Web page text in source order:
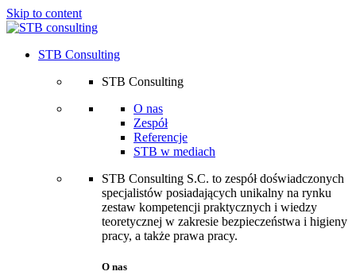
Skip to content
STB Consulting
STB Consulting
O nas
Zespół
Referencje
STB w mediach
STB Consulting S.C. to zespół doświadczonych
specjalistów posiadających unikalny na rynku
zestaw kompetencji praktycznych i wiedzy
teoretycznej w zakresie bezpieczeństwa i higieny
pracy, a także prawa pracy.
O nas